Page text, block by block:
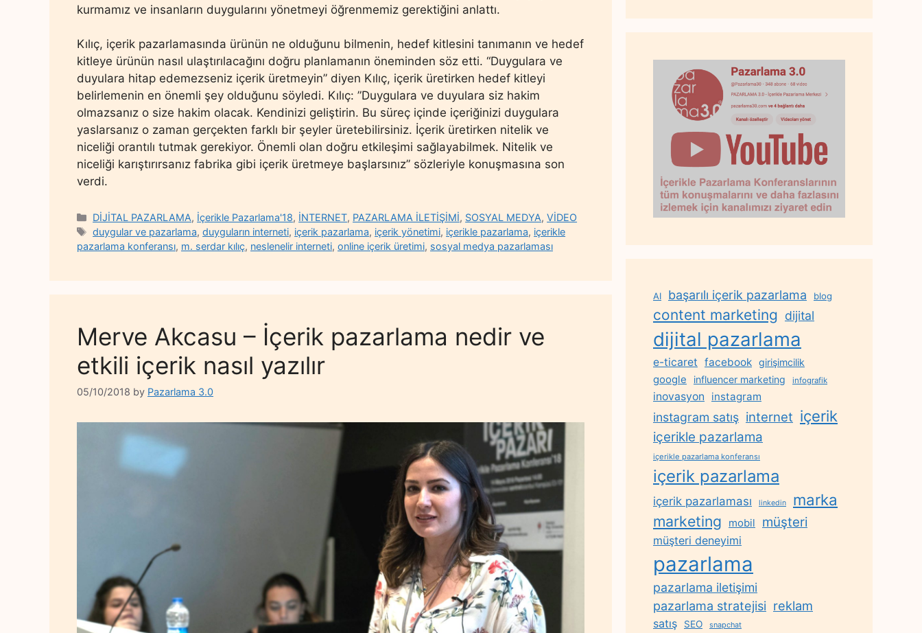
kurmamız ve insanların duygularını yönetmeyi öğrenmemiz gerektiğini anlattı.
Kılıç, içerik pazarlamasında ürünün ne olduğunu bilmenin, hedef kitlesini tanımanın ve hedef
kitleye ürünün nasıl ulaştırılacağını doğru planlamanın öneminden söz etti. “Duygulara ve
duyulara hitap edemezseniz içerik üretmeyin” diyen Kılıç, içerik üretirken hedef kitleyi
belirlemenin en önemli şey olduğunu söyledi. Kılıç: ”Duygulara ve duyulara siz hakim
olmazsanız o size hakim olacak. Kendinizi geliştirin. Bu süreç içinde içeriğinizi duygulara
yaslarsanız o zaman gerçekten farklı bir şeyler üretebilirsiniz. İçerik üretirken nitelik ve
niceliği orantılı tutmak gerekiyor. Önemli olan doğru etkileşimi sağlayabilmek. Nitelik ve
niceliği karıştırırsanız fabrika gibi içerik üretmeye başlarsınız” sözleriyle konuşmasına son
verdi.
Categories
DİJİTAL PAZARLAMA, İçerikle Pazarlama'18, İNTERNET, PAZARLAMA İLETİŞİMİ, SOSYAL MEDYA,VİDEO
Tags
duygular ve pazarlama,duyguların interneti, içerik pazarlama, içerik yönetimi, içerikle pazarlama, içerikle
pazarlama konferansı, m. serdar kılıç, neslenelir interneti, online içerik üretimi, sosyal medya pazarlaması
Merve Akcasu – İçerik pazarlama nedir ve
etkili içerik nasıl yazılır
05/10/2018 by Pazarlama 3.0
AI başarılı içerik pazarlama blog
content marketing dijital
dijital pazarlama
e-ticaret facebook girişimcilik
google influencer marketing infografik
inovasyon instagram
instagram satış internet içerik
içerikle pazarlama
içerikle pazarlama konferansı
içerik pazarlama
içerik pazarlaması linkedin marka
marketing mobil müşteri
müşteri deneyimi
pazarlama
pazarlama iletişimi
pazarlama stratejisi reklam
satış SEO snapchat